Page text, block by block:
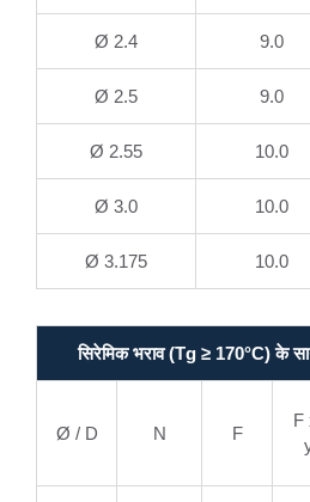
Ø 2.4 9.0
Ø 2.5 9.0
Ø 2.55 10.0
Ø 3.0 10.0
Ø 3.175 10.0
सिरेमिक भराव (Tg ≥ 170°C) के
Ø / D N F
F